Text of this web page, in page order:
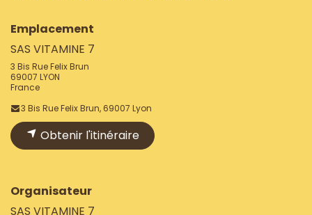
Emplacement
SAS VITAMINE 7
3 Bis Rue Felix Brun
69007 LYON
France
3 Bis Rue Felix Brun, 69007 Lyon
Obtenir l'itinéraire
Organisateur
SAS VITAMINE 7